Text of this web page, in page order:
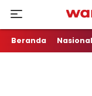
Beranda Nasional